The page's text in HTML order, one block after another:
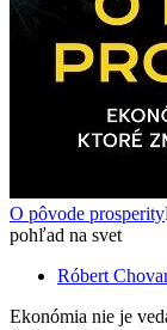
O pôvode prosperity
pohľad na svet
Róbert
Ekonómia nie je